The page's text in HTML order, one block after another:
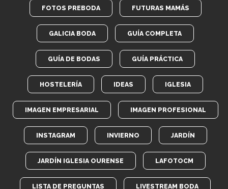
FOTOS PREBODA FUTURAS MAMÁS
GALICIA BODA GUÍA COMPLETA
GUÍA DE BODAS GUÍA PRÁCTICA
HOSTELERÍA IDEAS IGLESIA
IMAGEN EMPRESARIAL IMAGEN PROFESIONAL
INSTAGRAM INVIERNO JARDÍN
JARDÍN IGLESIA OURENSE LAFOTOCM
LISTA DE PREGUNTAS LIVESTREAM BODA